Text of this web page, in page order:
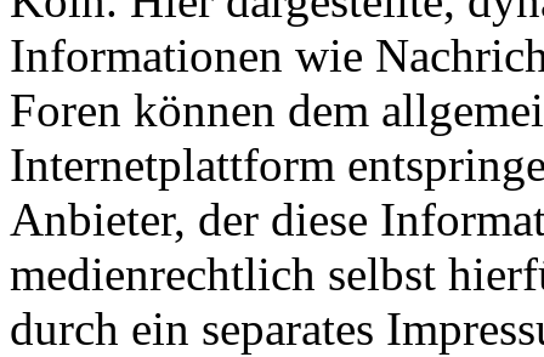
Informationen wie
Foren können dem
Internetplattform
Anbieter, der diese
medienrechtlich selbst
durch ein separates